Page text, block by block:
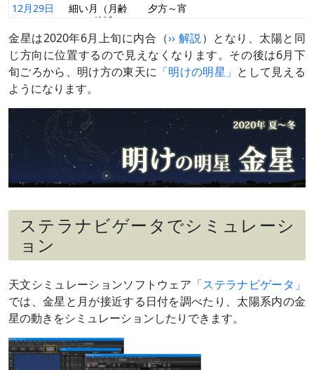
12月29日
細い月（月齢
3）と接近
（›› 解説）
夕方～宵
1月上旬
～中旬
やぎ座の
デネブアルゲデ
ィと大接近
夕方～宵
最接近8日ごろ
1月下旬 海王星と大接近
最接近27日ごろ
12等級差
1月28日
細い月（月齢3
～4）と接近
（
›› 解説 ）
夕方～宵
2月27/28日 細い月（月齢
やや離れて並ぶ
夕方～宵
3月上旬
～中旬
天王星と接近
夕方～宵
（›› 解説）
3月28日
細い月（月齢
4）と
夕方～宵
3月下旬
～4月上旬
プレアデス星団
と大接近
最接近4月4日ごろ
金星は2020年6月上旬に内合（›› 解説）となり、太陽と同
じ方向に位置するので見えなくなります。その後は6月下
旬ごろから、明け方の東天に 「明けの明星」 として見える
ようになります。
ステラナビゲータでシミュレーシ
ョン
天文シミュレーションソフトウェア 「ステラナビゲータ」
では、金星と月が接近する日付を調べたり、太陽系内の金
星の動きをシミュレーションしたりできます。